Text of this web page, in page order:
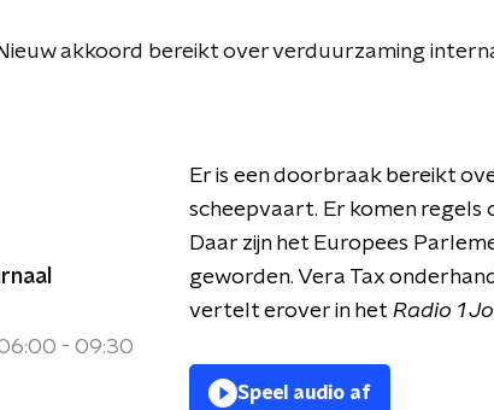
akkoord bereikt over verduurzaming
- 09:30
Er is een doorbraak bereikt
scheepvaart. Er komen regels
Daar zijn het Europees
geworden. Vera Tax
vertelt erover in het Radio 1
Speel audio af